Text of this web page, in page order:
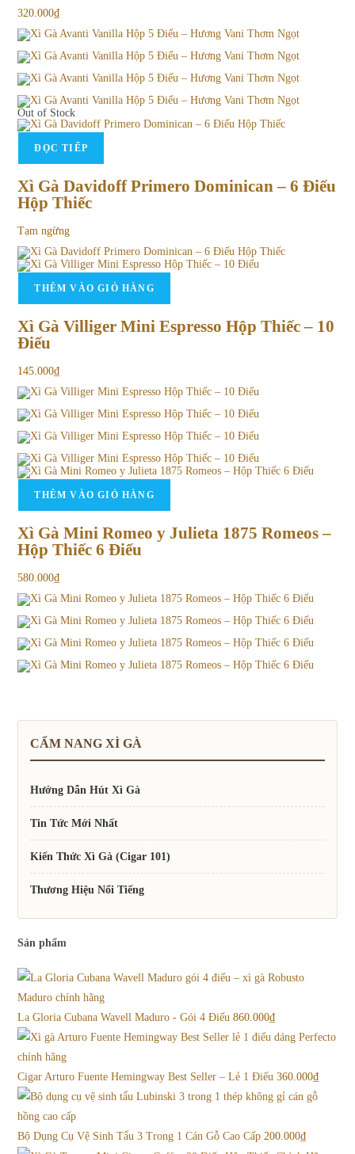
320.000₫
Out of Stock
ĐỌC TIẾP
Xì Gà Davidoff Primero Dominican – 6 Điếu
Hộp Thiếc
Tạm ngừng
THÊM VÀO GIỎ HÀNG
Xì Gà Villiger Mini Espresso Hộp Thiếc – 10
Điếu
145.000₫
THÊM VÀO GIỎ HÀNG
Xì Gà Mini Romeo y Julieta 1875 Romeos –
Hộp Thiếc 6 Điếu
580.000₫
CẨM NANG XÌ GÀ
Hướng Dẫn Hút Xì Gà
Tin Tức Mới Nhất
Kiến Thức Xì Gà (Cigar 101)
Thương Hiệu Nổi Tiếng
Sản phẩm
La Gloria Cubana Wavell Maduro - Gói 4 Điếu 860.000₫
Cigar Arturo Fuente Hemingway Best Seller – Lẻ 1 Điếu 360.000₫
Bộ Dụng Cụ Vệ Sinh Tẩu 3 Trong 1 Cán Gỗ Cao Cấp 200.000₫